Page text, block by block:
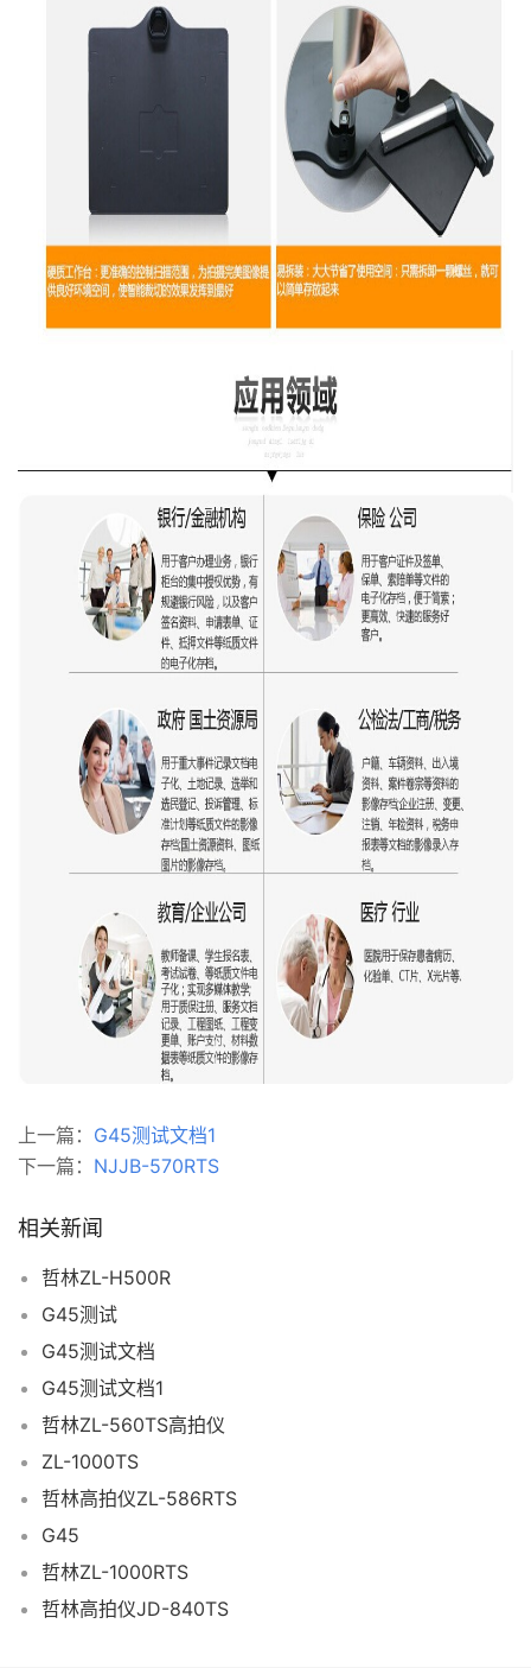
上一篇： G45测试文档1
下一篇： NJJB-570RTS
相关新闻
哲林ZL-H500R
G45测试
G45测试文档
G45测试文档1
哲林ZL-560TS高拍仪
ZL-1000TS
哲林高拍仪ZL-586RTS
G45
哲林ZL-1000RTS
哲林高拍仪JD-840TS